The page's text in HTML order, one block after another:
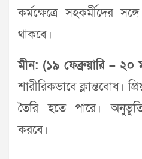
কর্মক্ষেত্রে সহকর্মীদের
থাকবে।
মীন: (১৯ ফেব্রুয়ারি – ২০
শারীরিকভাবে ক্লান্তবোধ।
তৈরি হতে পারে।
করবে।